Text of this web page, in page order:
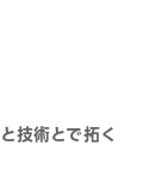
技術とで拓く